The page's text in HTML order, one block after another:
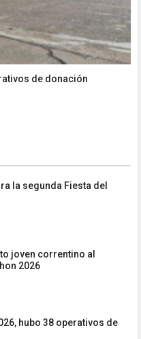
de donación
la segunda Fiesta del
joven correntino al
2026
hubo 38 operativos de